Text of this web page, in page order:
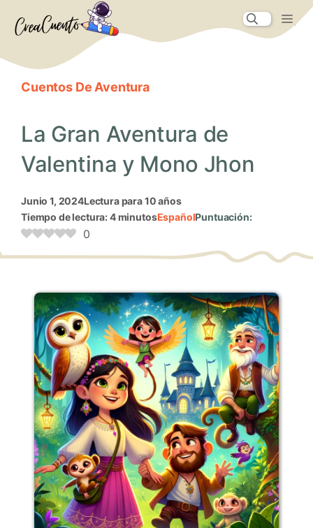
Cuentos De Aventura
La Gran Aventura de
Valentina y Mono Jhon
junio 1, 2024Lectura para 10 años
Tiempo de lectura: 4 minutosEspañolPuntuación:
0